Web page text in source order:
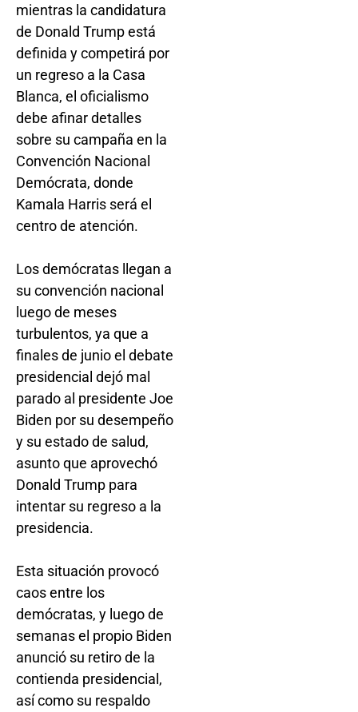
mientras la candidatura
de Donald Trump está
definida y competirá por
un regreso a la Casa
Blanca, el oficialismo
debe afinar detalles
sobre su campaña en la
Convención Nacional
Demócrata, donde
Kamala Harris será el
centro de atención.
Los demócratas llegan a
su convención nacional
luego de meses
turbulentos, ya que a
finales de junio el debate
presidencial dejó mal
parado al presidente Joe
Biden por su desempeño
y su estado de salud,
asunto que aprovechó
Donald Trump para
intentar su regreso a la
presidencia.
Esta situación provocó
caos entre los
demócratas, y luego de
semanas el propio Biden
anunció su retiro de la
contienda presidencial,
así como su respaldo